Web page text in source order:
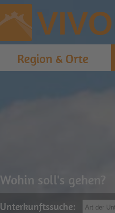
VIVO
Wohin soll's gehen?
Unterkunftssuche:
Region & Orte